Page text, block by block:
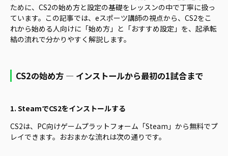
ために、CS2の始め方と設定の基礎をレッスンの中で丁寧に扱っ
ています。この記事では、eスポーツ講師の視点から、CS2をこ
れから始める人向けに「始め方」と「おすすめ設定」を、起承転
結の流れで分かりやすく解説します。
CS2の始め方 ― インストールから最初の1試合まで
1. SteamでCS2をインストールする
CS2は、PC向けゲームプラットフォーム「Steam」から無料でプ
レイできます。おおまかな流れは次の通りです。